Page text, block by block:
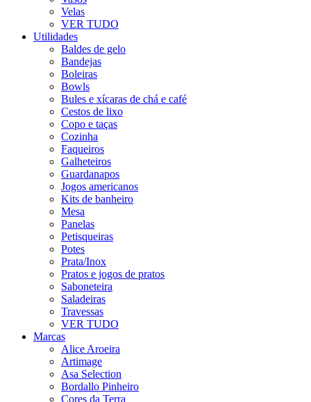
Velas
VER TUDO
Utilidades
Baldes de gelo
Bandejas
Boleiras
Bowls
Bules e xícaras de chá e café
Cestos de lixo
Copo e taças
Cozinha
Faqueiros
Galheteiros
Guardanapos
Jogos americanos
Kits de banheiro
Mesa
Panelas
Petisqueiras
Potes
Prata/Inox
Pratos e jogos de pratos
Saboneteira
Saladeiras
Travessas
VER TUDO
Marcas
Alice Aroeira
Artimage
Asa Selection
Bordallo Pinheiro
Cores da Terra